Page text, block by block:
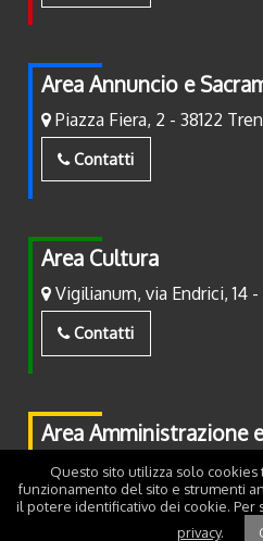
Area Annuncio e
Piazza Fiera, 2 - 38122
Contatti
Area Cultura
Vigilianum, via Endrici, 14
Contatti
Area Amministrazione
Piazza Fiera, 2 - 38122
Contatti
Questo sito utilizza solo
funzionamento del sito e strumenti
il potere identificativo dei cookie. Per
privacy.